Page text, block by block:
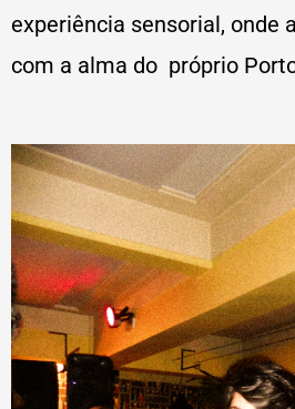
experiência sensorial, onde
com a alma do próprio